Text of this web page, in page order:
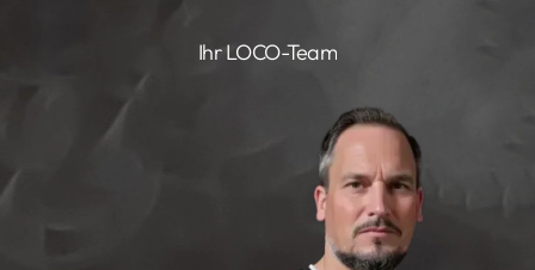
Ihr LOCO-Team